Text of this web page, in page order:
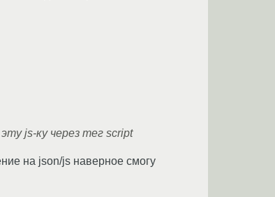
js-ку через тег script
на json/js наверное смогу